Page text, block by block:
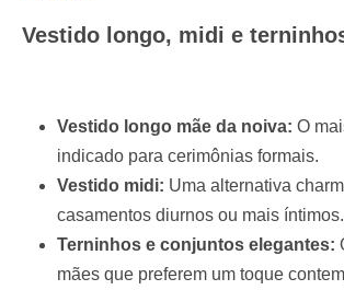
Vestido longo, midi e
Vestido longo mãe da noiva: O
indicado para cerimônias formais.
Vestido midi: Uma alternativa
casamentos diurnos ou mais íntimos.
Terninhos e conjuntos elegantes:
mães que preferem um toque